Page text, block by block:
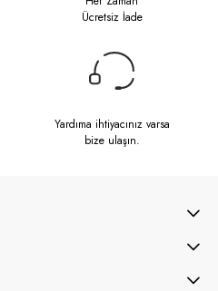
Ücretsiz İade
Yardıma ihtiyacınız varsa
bize ulaşın.